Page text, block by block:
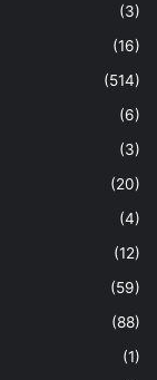
(3)
(16)
(514)
(6)
(3)
(20)
(4)
(12)
(59)
(88)
(1)